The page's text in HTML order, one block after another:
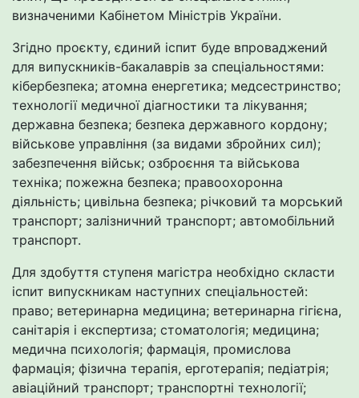
визначеними Кабінетом Міністрів України.
Згідно проєкту, єдиний іспит буде впроваджений
для випускників-бакалаврів за спеціальностями:
кібербезпека; атомна енергетика; медсестринство;
технології медичної діагностики та лікування;
державна безпека; безпека державного кордону;
військове управління (за видами збройних сил);
забезпечення військ; озброєння та військова
техніка; пожежна безпека; правоохоронна
діяльність; цивільна безпека; річковий та морський
транспорт; залізничний транспорт; автомобільний
транспорт.
Для здобуття ступеня магістра необхідно скласти
іспит випускникам наступних спеціальностей:
право; ветеринарна медицина; ветеринарна гігієна,
санітарія і експертиза; стоматологія; медицина;
медична психологія; фармація, промислова
фармація; фізична терапія, ерготерапія; педіатрія;
авіаційний транспорт; транспортні технології;